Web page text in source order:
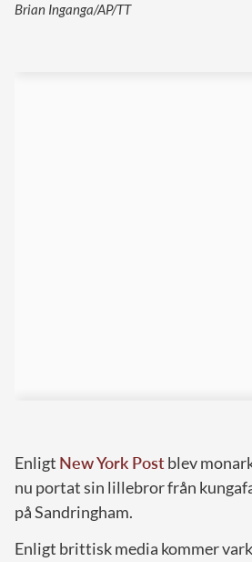
Brian Inganga/AP/TT
Enligt New York Postblev
nu portat sin lillebror från
på Sandringham.
Enligt brittisk media kommer